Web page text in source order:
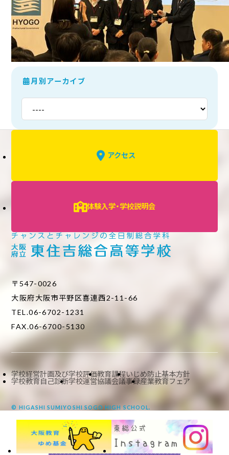
月別アーカイブ
アクセス
体験入学・学校説明会
〒547-0026
大阪府大阪市平野区喜連西2-11-66
TEL.06-6702-1231
FAX.06-6700-5130
学校経営計画及び学校評価教育課程いじめ防止基本方針
学校教育自己診断学校運営協議会議事録産業教育フェア
© HIGASHI SUMIYOSHI SOGO HIGH SCHOOL.